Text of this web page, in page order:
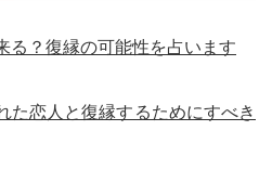
る？復縁の可能性を占います
た恋人と復縁するためにすべき